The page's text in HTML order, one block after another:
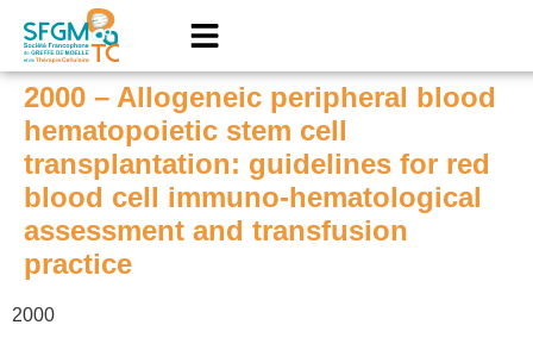
2000 – Allogeneic peripheral blood
hematopoietic stem cell
transplantation: guidelines for red
blood cell immuno-hematological
assessment and transfusion
practice
2000